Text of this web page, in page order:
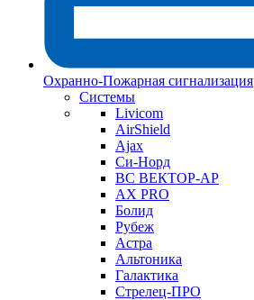
Охранно-Пожарная сигнализация
Системы
Livicom
AirShield
Ajax
Си-Норд
ВС ВЕКТОР-АР
AX PRO
Болид
Рубеж
Астра
Альтоника
Галактика
Стрелец-ПРО